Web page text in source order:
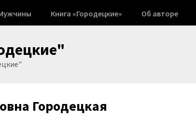
Книга «Городецкие» Об авторе
Городецкая